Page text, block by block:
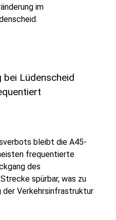
im
Lüdenscheid
bleibt die A45-
frequentierte
des
spürbar, was zu
Verkehrsinfrastruktur